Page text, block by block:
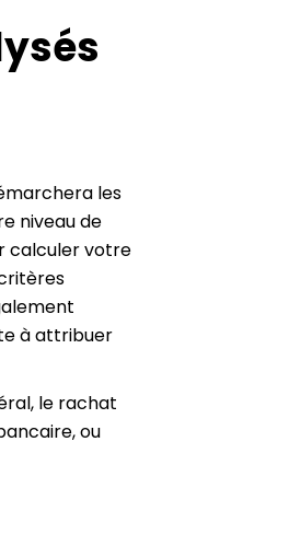
les
niveau de
calculer votre
à attribuer
le rachat
ou